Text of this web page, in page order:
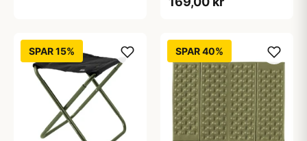
SPAR 15% SPAR 40%